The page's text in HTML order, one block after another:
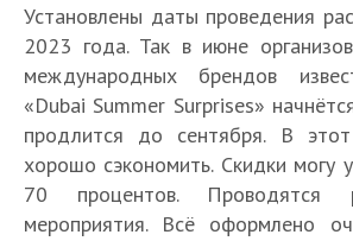
Установлены даты проведения
2023 года. Так в июне
международных брендов
«Dubai Summer Surprises»
продлится до сентября. В
хорошо сэкономить. Скидки могу
70 процентов. Проводятся
мероприятия. Всё оформлено